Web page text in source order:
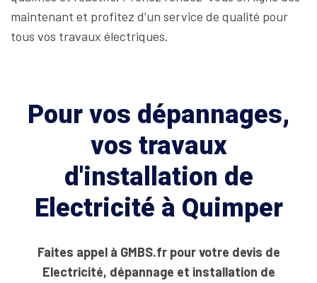
maintenant et profitez d’un service de qualité pour
tous vos travaux électriques.
Pour vos dépannages,
vos travaux
d'installation de
Electricité à Quimper
Faites appel à GMBS.fr pour votre devis de
Electricité, dépannage et installation de